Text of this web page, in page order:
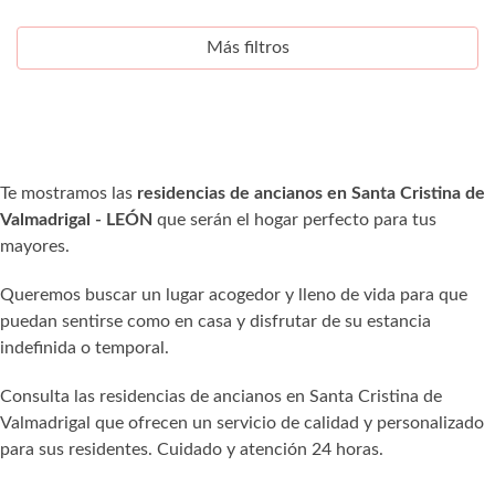
Más filtros
Te mostramos las residencias de ancianos en Santa Cristina de
Valmadrigal - LEÓN que serán el hogar perfecto para tus
mayores.
Queremos buscar un lugar acogedor y lleno de vida para que
puedan sentirse como en casa y disfrutar de su estancia
indefinida o temporal.
Consulta las residencias de ancianos en Santa Cristina de
Valmadrigal que ofrecen un servicio de calidad y personalizado
para sus residentes. Cuidado y atención 24 horas.